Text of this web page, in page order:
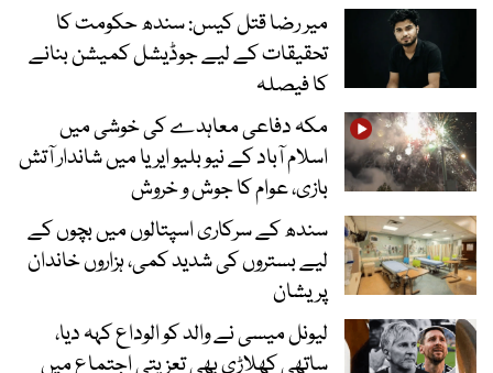
میر رضا قتل کیس: سندھ حکومت کا
تحقیقات کے لیے جوڈیشل کمیشن بنانے
کا فیصلہ
مکہ دفاعی معاہدے کی خوشی میں
اسلام آباد کے نیو بلیو ایریا میں شاندار آتش
بازی، عوام کا جوش و خروش
سندھ کے سرکاری اسپتالوں میں بچوں کے
لیے بستروں کی شدید کمی، ہزاروں خاندان
پریشان
لیونل میسی نے والد کو الوداع کہہ دیا،
ساتھی کھلاڑی بھی تعزیتی اجتماع میں